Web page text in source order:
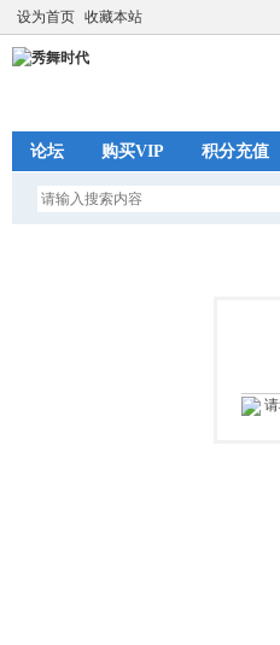
设为首页 收藏本站
论坛 购买VIP 积分充值